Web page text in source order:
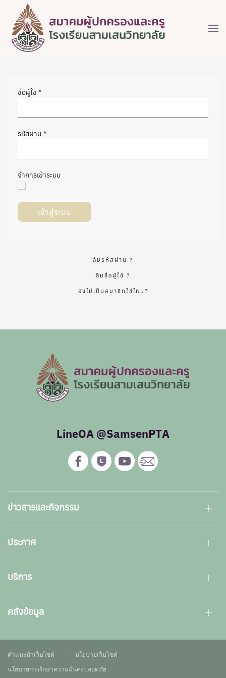
ชื่อผู้ใช้*
รหัสผ่าน *
จำการเข้าระบบ
เข้าสู่ระบบ
ลืมรหัสผ่าน ?
ลืมชื่อผู้ใช้ ?
ยังไม่เป็นสมาชิกใช่ไหม?
LineOA @SamsenPTA
ข่าวสารและกิจกรรม
ประกาศ
บริการ
คลังข้อมูล
คำแนะนำเว็บไซต์
นโยบายเว็บไซต์
นโยบายการรักษาความมั่นคงปลอดภัย